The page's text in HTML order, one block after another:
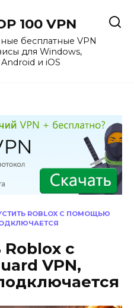
100 VPN
бесплатные VPN
для Windows,
Android и iOS
ROBLOX С ПОМОЩЬЮ
Roblox с
VPN,